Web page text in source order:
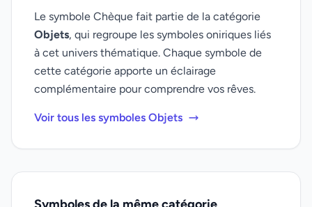
Le symbole Chèque fait partie de la catégorie
Objets, qui regroupe les symboles oniriques liés
à cet univers thématique. Chaque symbole de
cette catégorie apporte un éclairage
complémentaire pour comprendre vos rêves.
Voir tous les symboles Objets